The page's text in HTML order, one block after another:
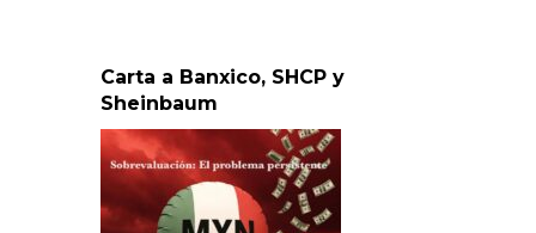
Carta a Banxico, SHCP y
Sheinbaum